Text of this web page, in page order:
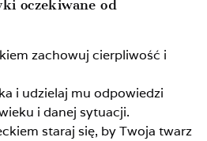
oczekiwane od
zachowuj cierpliwość i
i udzielaj mu odpowiedzi
i danej sytuacji.
staraj się, by Twoja twarz